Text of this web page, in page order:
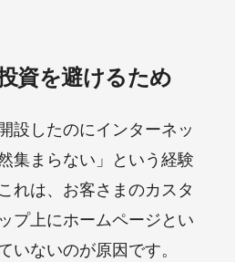
資を避けるため
設したのにインターネッ
集まらない」という経験
れは、お客さまのカスタ
プ上にホームページとい
いないのが原因です。